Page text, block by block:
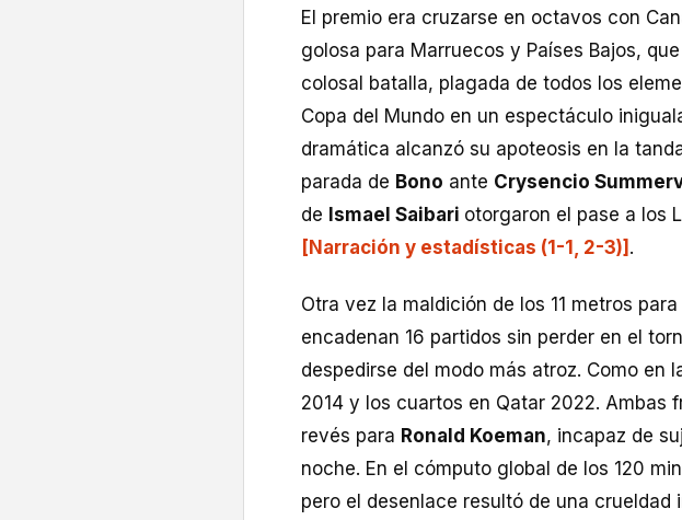
El premio era cruzarse en octavos con
golosa para Marruecos y Países Bajos,
colosal batalla, plagada de todos los
Copa del Mundo en un espectáculo
dramática alcanzó su apoteosis en la
parada de Bono ante Crysencio
de Ismael Saibari otorgaron el pase a los
[Narración y estadísticas (1-1, 2-3)] .
Otra vez la maldición de los 11 metros
encadenan 16 partidos sin perder en el
despedirse del modo más atroz. Como en
2014 y los cuartos en Qatar 2022. Ambas
revés para Ronald Koeman, incapaz de
noche. En el cómputo global de los 120
pero el desenlace resultó de una crueldad